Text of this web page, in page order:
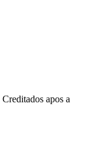
Creditados apos a